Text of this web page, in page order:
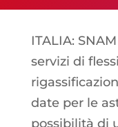
ITALIA:
servizi di
date per le
possibilità di